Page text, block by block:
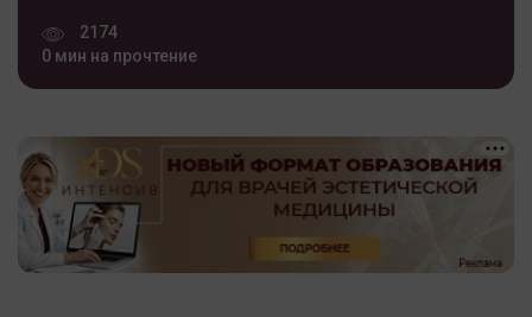
2174
0 мин на прочтение